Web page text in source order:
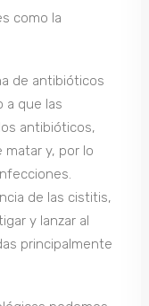
como la
de antibióticos
a que las
antibióticos,
y, por lo
de las cistitis,
y lanzar al
principalmente